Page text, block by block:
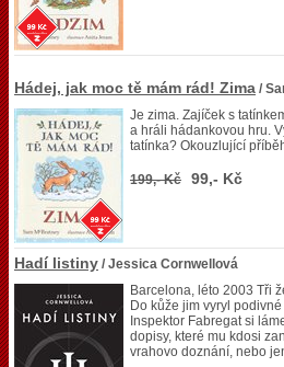
Hádej, jak moc tě mám rád! Zima /
Je zima. Zajíček s
a hráli hádankovou hru.
tatínka? Okouzlující
199,- Kč 99,- Kč
Hadí listiny / Jessica Cornwellová
Barcelona, léto 2003 Tři
Do kůže jim vyryl
Inspektor Fabregat si
dopisy, které mu kdosi
vrahovo doznání, nebo